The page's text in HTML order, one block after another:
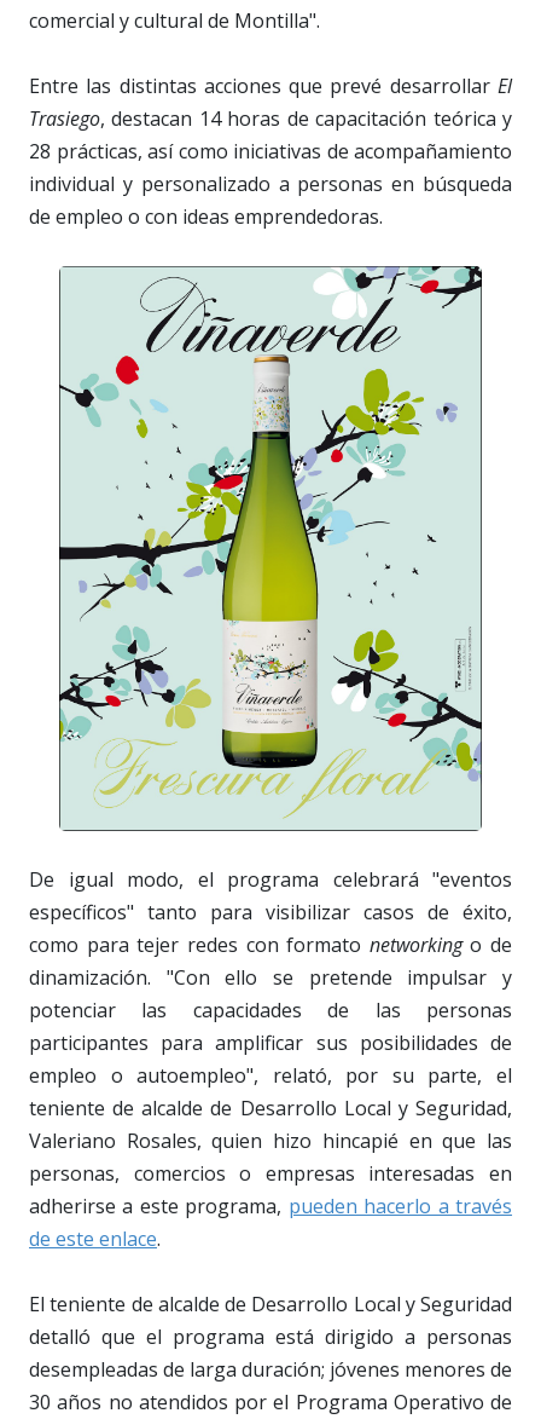
comercial y cultural de Montilla".
Entre las distintas acciones que prevé desarrollar El
Trasiego, destacan 14 horas de capacitación teórica y
28 prácticas, así como iniciativas de acompañamiento
individual y personalizado a personas en búsqueda
de empleo o con ideas emprendedoras.
De igual modo, el programa celebrará "eventos
específicos" tanto para visibilizar casos de éxito,
como para tejer redes con formato networkingo de
dinamización. "Con ello se pretende impulsar y
potenciar las capacidades de las personas
participantes para amplificar sus posibilidades de
empleo o autoempleo", relató, por su parte, el
teniente de alcalde de Desarrollo Local y Seguridad,
Valeriano Rosales, quien hizo hincapié en que las
personas, comercios o empresas interesadas en
adherirse a este programa, pueden hacerlo a través
de este enlace.
El teniente de alcalde de Desarrollo Local y Seguridad
detalló que el programa está dirigido a personas
desempleadas de larga duración; jóvenes menores de
30 años no atendidos por el Programa Operativo de